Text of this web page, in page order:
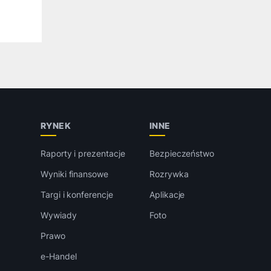
RYNEK
Raporty i prezentacje
Wyniki finansowe
Targi i konferencje
Wywiady
Prawo
e-Handel
INNE
Bezpieczeństwo
Rozrywka
Aplikacje
Foto